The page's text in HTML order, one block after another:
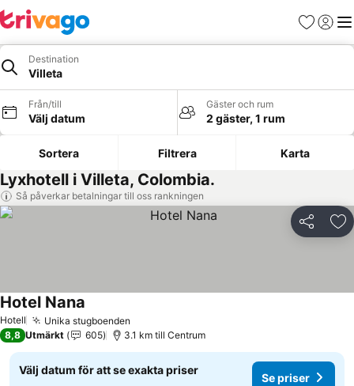
Favoriter
Logga
Destination
Villeta
Från/till
Välj datum
Gäster och rum
2 gäster, 1 rum
Sortera Filtrera Karta
Lyxhotell i Villeta, Colombia.
Så påverkar betalningar till oss rankningen
Dela
Hotell Unika stugboenden
Hotel Nana
8,8 Utmärkt 605 3.1 km till Centrum
Välj datum för att se exakta priser
Se priser